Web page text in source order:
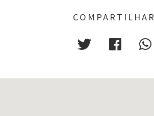
COMPARTILHAR